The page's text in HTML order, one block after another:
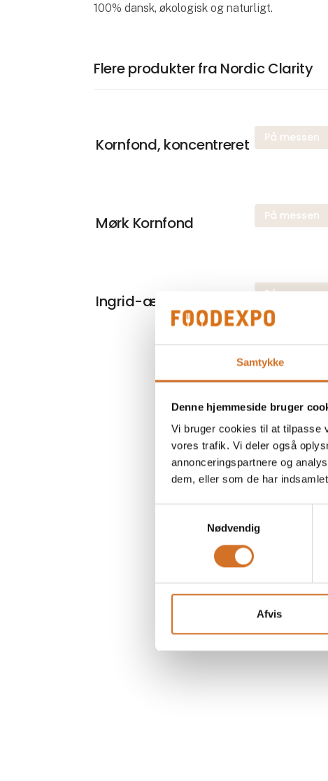
Samtykke
Denne hjemmeside bruger
Vi bruger cookies til at tilpasse
vores trafik. Vi deler også
annonceringspartnere og
dem, eller som de har
Nødvendig
Afvis
100% dansk, økologisk og naturligt.
Flere produkter fra Nordic Clarity
På messen
Kornfond, koncentreret
På messen
Mørk Kornfond
På messen
Ingrid-ærter, klar til brug